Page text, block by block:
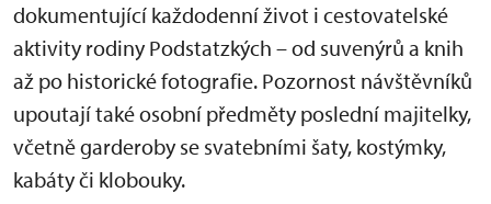
dokumentující každodenní život i cestovatelské
aktivity rodiny Podstatzkých – od suvenýrů a knih
až po historické fotografie. Pozornost návštěvníků
upoutají také osobní předměty poslední majitelky,
včetně garderoby se svatebními šaty, kostýmky,
kabáty či klobouky.